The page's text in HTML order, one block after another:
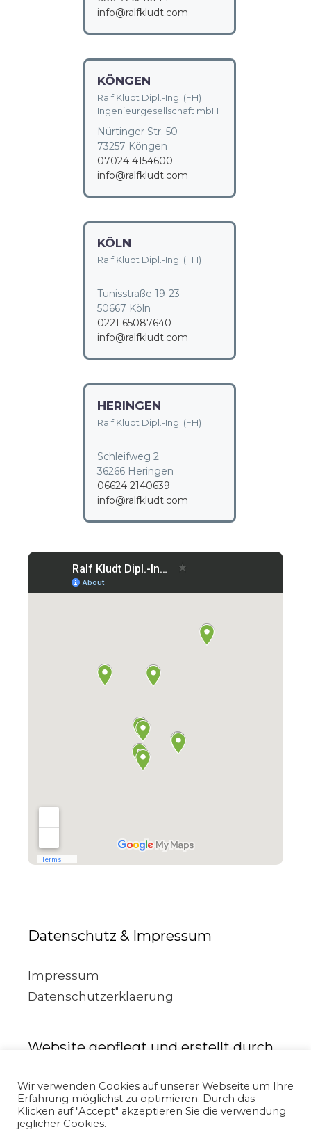
info@ralfkludt.com
KÖNGEN
Ralf Kludt Dipl.-Ing. (FH)
Ingenieurgesellschaft mbH
Nürtinger Str. 50
73257 Köngen
07024 4154600
info@ralfkludt.com
KÖLN
Ralf Kludt Dipl.-Ing. (FH)
Tunisstraße 19-23
50667 Köln
0221 65087640
info@ralfkludt.com
HERINGEN
Ralf Kludt Dipl.-Ing. (FH)
Schleifweg 2
36266 Heringen
06624 2140639
info@ralfkludt.com
Datenschutz & Impressum
Impressum
Datenschutzerklaerung
Website gepflegt und erstellt durch
Wir verwenden Cookies auf unserer Webseite um Ihre
Erfahrung möglichst zu optimieren. Durch das
Klicken auf "Accept" akzeptieren Sie die verwendung
jeglicher Cookies.